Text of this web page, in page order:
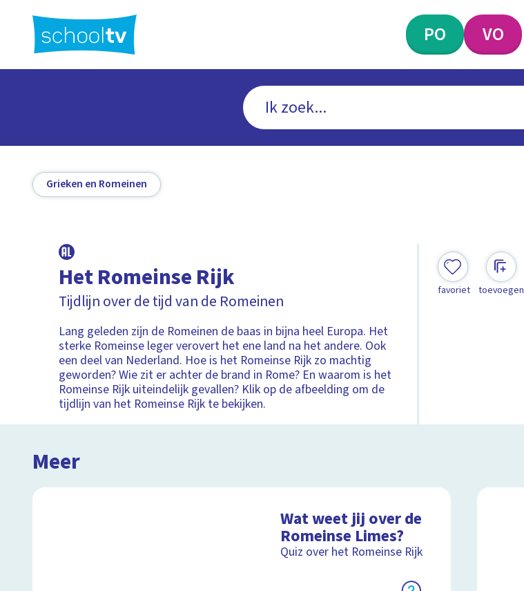
hoofdinhoud
PO VO
Grieken en Romeinen
Het Romeinse Rijk
Tijdlijn over de tijd van de Romeinen
Lang geleden zijn de Romeinen de baas in bijna heel Europa. Het
sterke Romeinse leger verovert het ene land na het andere. Ook
een deel van Nederland. Hoe is het Romeinse Rijk zo machtig
geworden? Wie zit er achter de brand in Rome? En waarom is het
Romeinse Rijk uiteindelijk gevallen? Klik op de afbeelding om de
tijdlijn van het Romeinse Rijk te bekijken.
favoriet toevoegen
Meer
Wat weet jij over de
Romeinse Limes?
Quiz over het Romeinse Rijk